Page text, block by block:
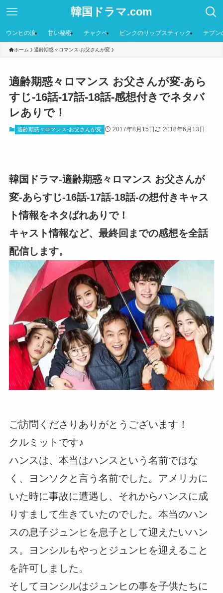
韓国ドラマ.com
ウンヒの涙 甘い秘密 チャクペ ピンクのリップスティック テプン
ホーム 適齢期惑々ロマンス-お父さんが変
適齢期惑々ロマンス お父さんが変-あら
すじ-16話-17話-18話-感想付きでネタバ
レありで！
適齢期惑々ロマンス-お父さんが変 2017年8月15日 2018年6月13日
韓国ドラマ-適齢期惑々ロマンス お父さんが
変-あらすじ-16話-17話-18話-の想付きキャス
ト情報をネタばれありで！
キャスト情報など、最終回までの感想を全話
配信します。
ご訪問くださりありがとうございます！
クルミットです♪
ハンスは、本当はハンスという名前ではな
く、ヨンソクと言う名前でした。アメリカに
いた時に事故に遭遇し、それからハンスに成
りすまして生きていたのでした。本当のハン
スの息子ジュンヒを息子として迎えたいハン
ス。ヨンシルもやっとジュンヒを迎えること
を許可しました。
そしてヨンシルはジュンヒの事を子供たちに